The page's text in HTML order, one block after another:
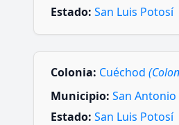
Estado: San Luis Potosí
Colonia: Cuéchod
Municipio: San Antonio
Estado: San Luis Potosí